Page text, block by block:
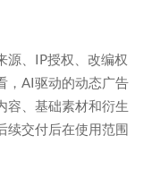
源、IP授权、改编权
，AI驱动的动态广告
容、基础素材和衍生
续交付后在使用范围